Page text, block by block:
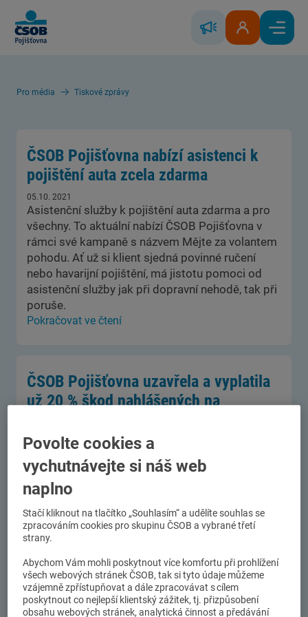
Skip to Main Content
Řešení škodyKlientská zóna
Hlavní
Pro média Tiskové zprávy
ČSOB Pojišťovna nabízí asistenci k
pojištění auta zcela zdarma
05.10. 2021
Asistenční služby k pojištění auta zdarma a pro
všechny. To aktuální nabízí ČSOB Pojišťovna v
rámci své kampaně s názvem Mějte za volantem
pohodu. Ať už si klient sjedná povinné ručení
nebo havarijní pojištění, má jistotu pomoci od
asistenční služby jak při dopravní nehodě, tak při
poruše.
Pokračovat ve čtení
ČSOB Pojišťovna uzavřela a vyplatila
už 20 % škod nahlášených na
01.07. 2021
ČSOB Pojišťovna registruje k dnešnímu dni už
téměř 2 000 škod za bezmála 300 milionů korun
způsobených v posledních dnech bouřkami a
poškozené rodinné domy a jejich vybavení, kde
velmi často dochází k totálním škodám. ČSOB
lidí ze zasažených regionů prvořadou prioritou. V
tuto chvíli je už v této kategorii prohlédnuto,
uzavřeno a vyplaceno více než 20 % těchto škod.
Pokračovat ve čtení
Povolte cookies a
vychutnávejte si náš web
naplno
Stačí kliknout na tlačítko „Souhlasím“ a udělíte souhlas se
zpracováním cookies pro skupinu ČSOB a vybrané třetí
strany.
Abychom Vám mohli poskytnout více komfortu při prohlížení
všech webových stránek ČSOB, tak si tyto údaje můžeme
vzájemně zpřístupňovat a dále zpracovávat s cílem
poskytnout co nejlepší klientský zážitek, tj. přizpůsobení
obsahu webových stránek, analytická činnost a předávání